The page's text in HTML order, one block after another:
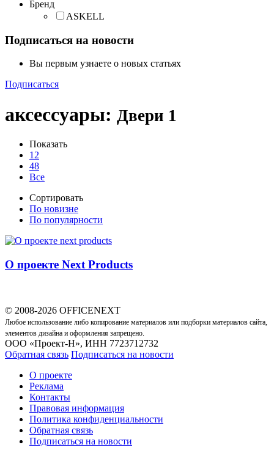
Бренд
ASKELL
Подписаться на новости
Вы первым узнаете о новых статьях
Подписаться
аксессуары: Двери 1
Показать
12
48
Все
Сортировать
По новизне
По популярности
О проекте Next Products
© 2008-2026 OFFICENEXT
Любое использование либо копирование материалов или подборки материалов сайта,
элементов дизайна и оформления запрещено.
ООО «Проект-Н», ИНН 7723712732
Обратная связь Подписаться на новости
О проекте
Реклама
Контакты
Правовая информация
Политика конфиденциальности
Обратная связь
Подписаться на новости